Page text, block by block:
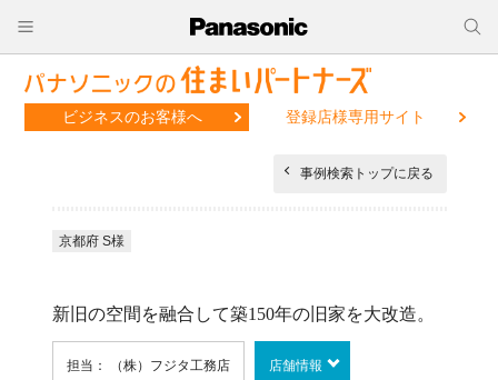
ビジネスのお客様へ 登録店様専用サイト
事例検索トップに戻る
京都府 S様
新旧の空間を融合して築150年の旧家を大改造。
担当： （株）フジタ工務店 店舗情報